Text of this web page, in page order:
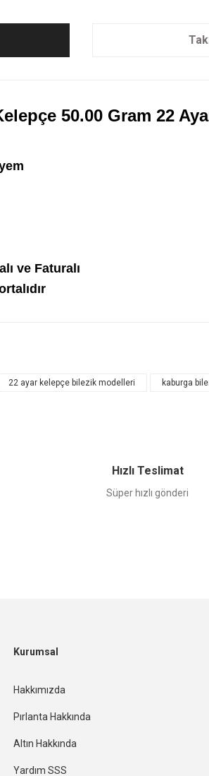
50.00 Gram 22
ve Faturalı
22 ayar kelepçe bilezik modelleri kaburga
Hızlı Teslimat
Süper hızlı gönderi
Kurumsal
Hakkımızda
Pırlanta Hakkında
Altın Hakkında
Yardım SSS